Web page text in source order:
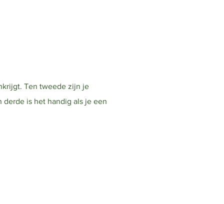
Ten tweede zijn je
derde is het handig als je een